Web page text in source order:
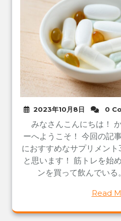
2023年10月8日 0
みなさんこんにちは！
ーへようこそ！ 今回の記
におすすめなサプリメン
と思います！ 筋トレを始
ンを買って飲んでいる
Read